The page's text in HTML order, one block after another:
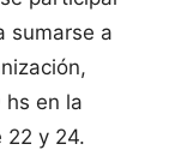
sumarse a
en la
22 y 24.